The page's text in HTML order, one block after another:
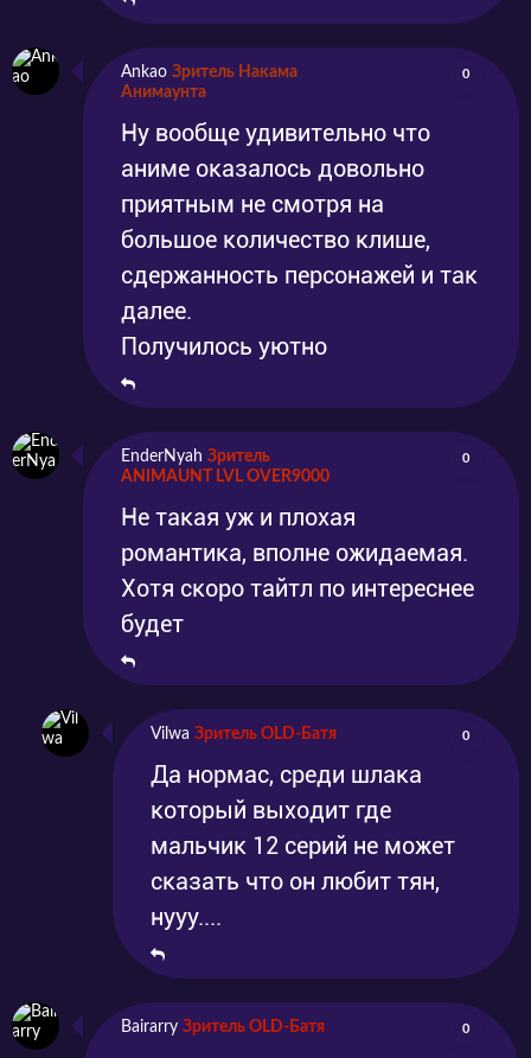
Ankao Зритель Накама
Анимаунта
0
Ну вообще удивительно что
аниме оказалось довольно
приятным не смотря на
большое количество клише,
сдержанность персонажей и так
далее.
Получилось уютно
EnderNyah Зритель
ANIMAUNT LVL OVER9000
0
Не такая уж и плохая
романтика, вполне ожидаемая.
Хотя скоро тайтл по интереснее
будет
Vilwa Зритель OLD-Батя 0
Да нормас, среди шлака
который выходит где
мальчик 12 серий не может
сказать что он любит тян,
нууу....
Bairarry Зритель OLD-Батя 0